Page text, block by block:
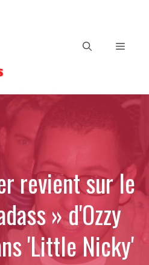
Menu
revient sur le
» d'Ozzy
'Little Nicky'